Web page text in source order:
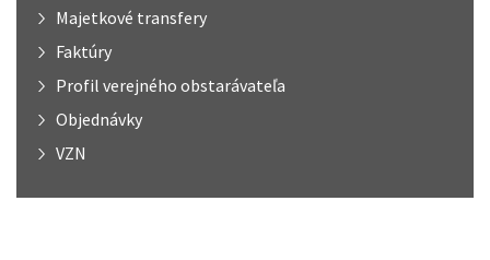
Majetkové transfery
Faktúry
Profil verejného obstarávateľa
Objednávky
VZN